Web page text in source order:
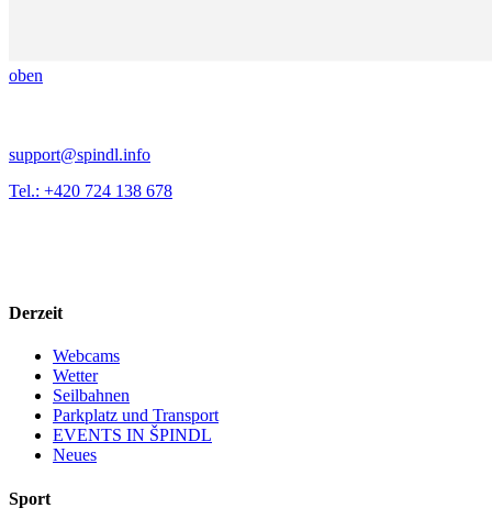
oben
support@spindl.info
Tel.: +420 724 138 678
Derzeit
Webcams
Wetter
Seilbahnen
Parkplatz und Transport
EVENTS IN ŠPINDL
Neues
Sport